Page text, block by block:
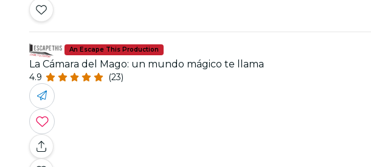
An Escape This Production
La Cámara del Mago: un mundo mágico te llama
4.9 (23)